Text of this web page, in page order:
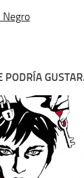
Negro
PODRÍA